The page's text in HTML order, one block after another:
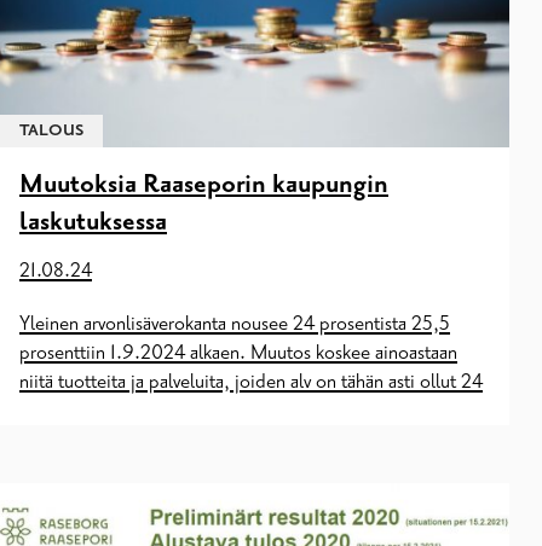
TALOUS
Muutoksia Raaseporin kaupungin
laskutuksessa
21.08.24
Yleinen arvonlisäverokanta nousee 24 prosentista 25,5
prosenttiin 1.9.2024 alkaen. Muutos koskee ainoastaan
niitä tuotteita ja palveluita, joiden alv on tähän asti ollut 24